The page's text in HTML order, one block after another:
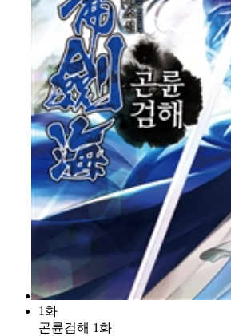
1화
곤륜검해 1화